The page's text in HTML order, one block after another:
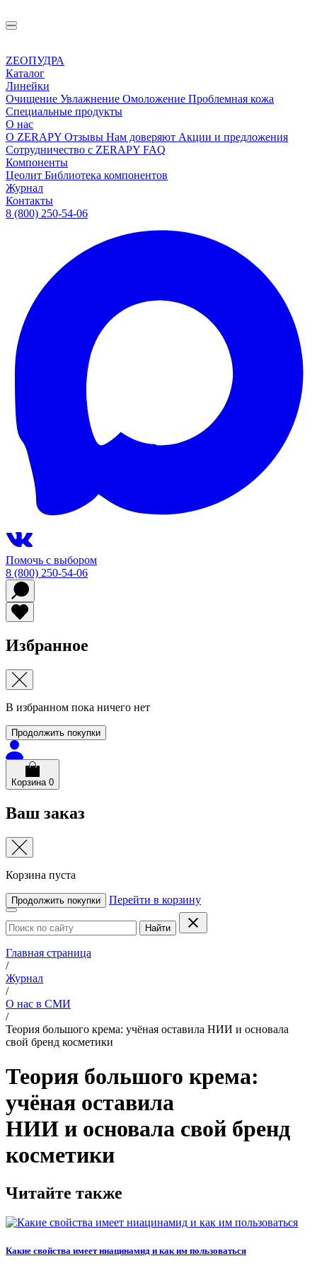
ZEOПУДРА
Каталог
Линейки
Очищение Увлажнение Омоложение Проблемная кожа
Специальные продукты
О нас
О ZERAPY Отзывы Нам доверяют Акции и предложения
Сотрудничество с ZERAPY FAQ
Компоненты
Цеолит Библиотека компонентов
Журнал
Контакты
8 (800) 250-54-06
Помочь с выбором
8 (800) 250-54-06
Избранное
В избранном пока ничего нет
Продолжить покупки
Корзина 0
Ваш заказ
Корзина пуста
Продолжить покупки Перейти в корзину
Найти
Главная страница
/
Журнал
/
О нас в СМИ
/
Теория большого крема: учёная оставила НИИ и основала
свой бренд косметики
Теория большого крема:
учёная оставила
НИИ и основала свой бренд
косметики
Читайте также
Какие свойства имеет ниацинамид и как им пользоваться